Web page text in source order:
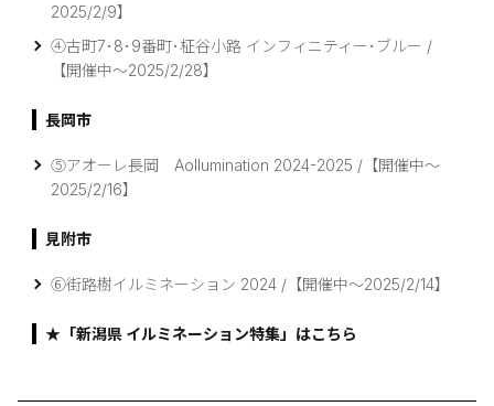
2025/2/9】
④古町7･8･9番町･柾谷小路 インフィニティー･ブルー /
【開催中～2025/2/28】
長岡市
⑤アオーレ長岡 Aollumination 2024-2025 /【開催中～
2025/2/16】
見附市
⑥街路樹イルミネーション 2024 /【開催中～2025/2/14】
★「新潟県 イルミネーション特集」はこちら